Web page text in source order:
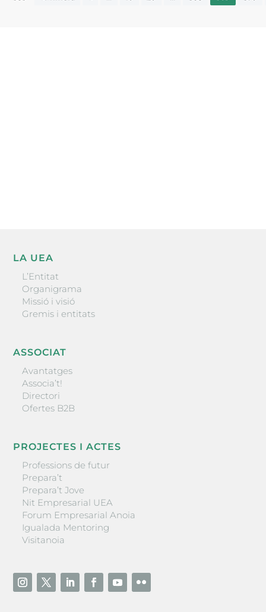
LA UEA
L’Entitat
Organigrama
Missió i visió
Gremis i entitats
ASSOCIAT
Avantatges
Associa’t!
Directori
Ofertes B2B
PROJECTES I ACTES
Professions de futur
Prepara’t
Prepara’t Jove
Nit Empresarial UEA
Forum Empresarial Anoia
Igualada Mentoring
Visitanoia